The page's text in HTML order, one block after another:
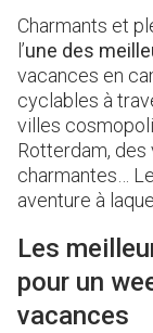
Charmants et
l’une des
vacances en
cyclables à
villes
Rotterdam,
charmantes…
aventure à
Les
pour un
vacances